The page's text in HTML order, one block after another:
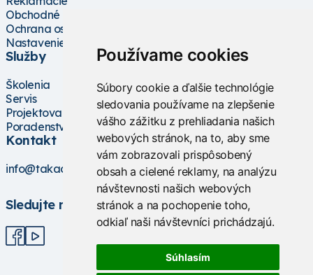
Používame cookies
Súbory cookie a ďalšie technológie
sledovania používame na zlepšenie
vášho zážitku z prehliadania našich
webových stránok, na to, aby sme
vám zobrazovali prispôsobený
obsah a cielené reklamy, na analýzu
návštevnosti našich webových
stránok a na pochopenie toho,
odkiaľ naši návštevníci prichádzajú.
Súhlasím
Obchodné podmienky
Ochrana osobných údajov
Nastavenie cookies
Služby
Školenia
Servis
Projektovanie
Poradenstvo
Kontakt
info@takacs.sk
Sledujte nás